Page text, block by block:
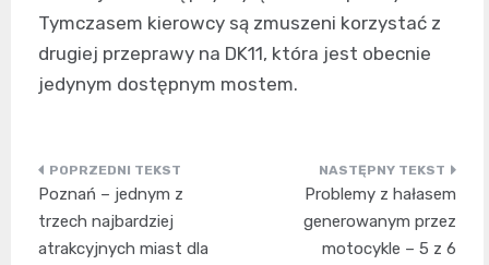
Tymczasem kierowcy są zmuszeni korzystać z
drugiej przeprawy na DK11, która jest obecnie
jedynym dostępnym mostem.
Nawigacja
wpisu
Poznań – jednym z
trzech najbardziej
atrakcyjnych miast dla
Problemy z hałasem
generowanym przez
motocykle – 5 z 6